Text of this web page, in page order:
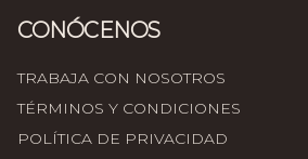
CONÓCENOS
TRABAJA CON NOSOTROS
TÉRMINOS Y CONDICIONES
POLÍTICA DE PRIVACIDAD